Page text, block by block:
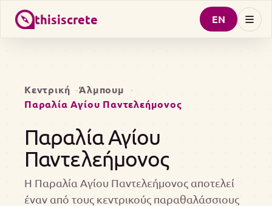
thisiscrete EN
Κεντρική
Άλμπουμ
Παραλία Αγίου Παντελεήμονος
Παραλία Αγίου
Παντελεήμονος
Η Παραλία Αγίου Παντελεήμονος αποτελεί
έναν από τους κεντρικούς παραθαλάσσιους